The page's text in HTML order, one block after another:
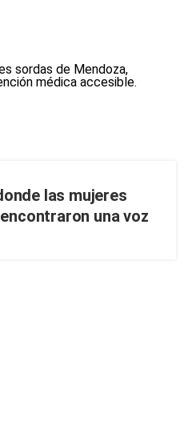
las mujeres
una voz